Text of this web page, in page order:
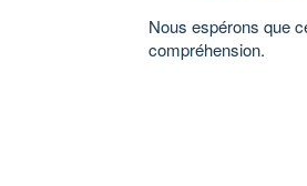
Nous espérons que
compréhension.